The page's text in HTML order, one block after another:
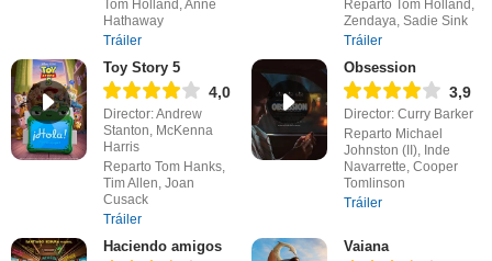
Tom Holland, Anne
Hathaway
Tráiler
Reparto Tom Holland,
Zendaya, Sadie Sink
Tráiler
Toy Story 5
4,0
Director: Andrew
Stanton, McKenna
Harris
Reparto Tom Hanks,
Tim Allen, Joan
Cusack
Tráiler
Obsession
3,9
Director: Curry Barker
Reparto Michael
Johnston (II), Inde
Navarrette, Cooper
Tomlinson
Tráiler
Haciendo amigos Vaiana